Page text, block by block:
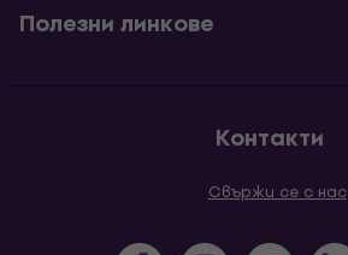
Полезни линкове
Контакти
Свържи се с нас